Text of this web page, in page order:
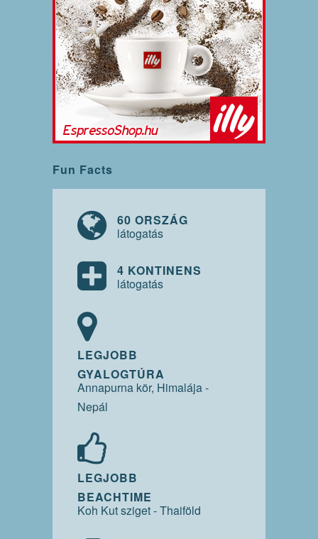
Fun Facts
60 ORSZÁG
látogatás
4 KONTINENS
látogatás
LEGJOBB
GYALOGTÚRA
Annapurna kör, Himalája -
Nepál
LEGJOBB
BEACHTIME
Koh Kut sziget - Thaiföld